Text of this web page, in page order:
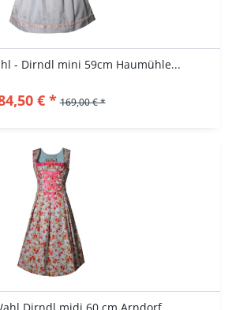
- Dirndl mini 59cm Haumühle...
€ * 169,00 € *